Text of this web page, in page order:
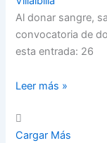
Al donar sangre,
convocatoria de
esta entrada: 26
Leer más »
Cargar Más